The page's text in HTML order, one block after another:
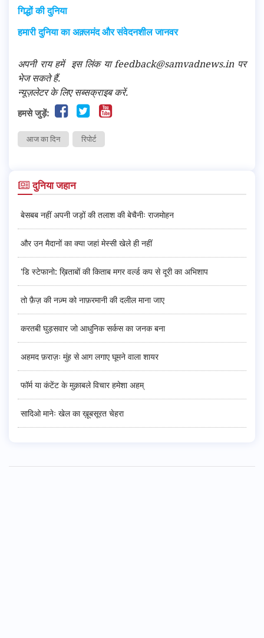
गिद्धों की दुनिया
हमारी दुनिया का अक़्लमंद और संवेदनशील जानवर
अपनी राय हमें इस लिंक या feedback@samvadnews.in पर
भेज सकते हैं.
न्यूज़लेटर के लिए सब्सक्राइब करें.
हमसे जुड़ें:
आज का दिन रिपोर्ट
दुनिया जहान
बेसबब नहीं अपनी जड़ों की तलाश की बेचैनीः राजमोहन
और उन मैदानों का क्या जहां मेस्सी खेले ही नहीं
'डि स्टेफानो: ख़िताबों की किताब मगर वर्ल्ड कप से दूरी का अभिशाप
तो फ़ैज़ की नज़्म को नाफ़रमानी की दलील माना जाए
करतबी घुड़सवार जो आधुनिक सर्कस का जनक बना
अहमद फ़राज़ः मुंह से आग लगाए घूमने वाला शायर
फॉर्म या कंटेंट के मुक़ाबले विचार हमेशा अहम्
सादिओ मानेः खेल का ख़ूबसूरत चेहरा